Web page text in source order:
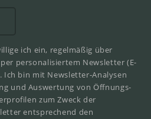
ich ein, regelmäßig über
personalisiertem Newsletter (E-
bin mit Newsletter-Analysen
und Auswertung von Öffnungs-
zum Zweck der
entsprechend den